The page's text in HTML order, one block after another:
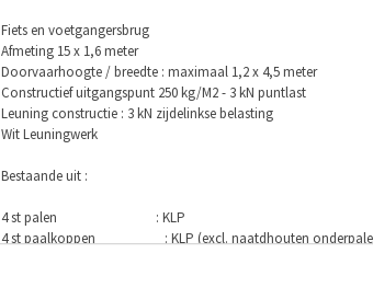
Fiets en voetgangersbrug
Afmeting 15 x 1,6 meter
Doorvaarhoogte / breedte : maximaal 1,2 x 4,5 meter
Constructief uitgangspunt 250 kg/M2 - 3 kN puntlast
Leuning constructie : 3 kN zijdelinkse belasting
Wit Leuningwerk
Bestaande uit :
4 st palen : KLP
4 st paalkoppen : KLP (excl. naatdhouten